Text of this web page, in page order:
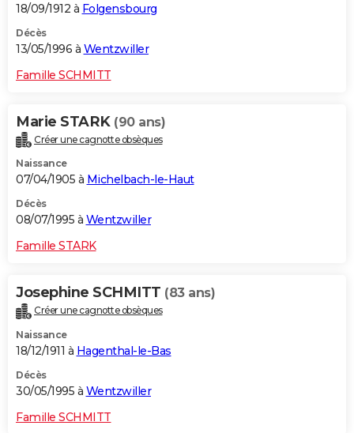
18/09/1912 à Folgensbourg
Décès
13/05/1996 à Wentzwiller
Famille SCHMITT
Marie STARK (90 ans)
Créer une cagnotte obsèques
Naissance
07/04/1905 à Michelbach-le-Haut
Décès
08/07/1995 à Wentzwiller
Famille STARK
Josephine SCHMITT (83 ans)
Créer une cagnotte obsèques
Naissance
18/12/1911 à Hagenthal-le-Bas
Décès
30/05/1995 à Wentzwiller
Famille SCHMITT